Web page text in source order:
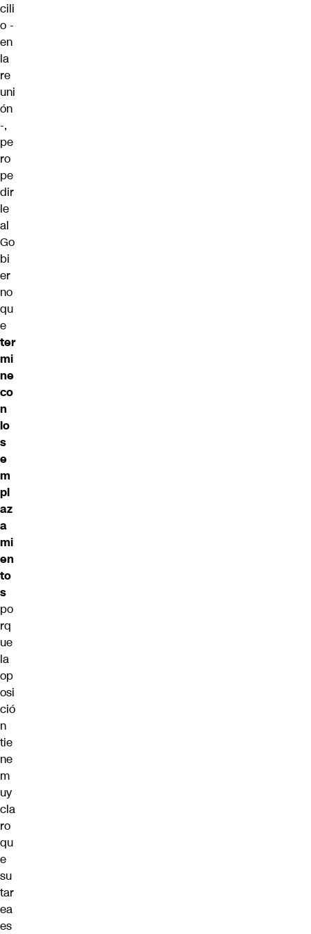
cili
o -
en
la
re
uni
ón
-,
pe
ro
pe
dir
le
al
Go
bi
er
no
qu
e
ter
mi
ne
co
n
lo
s
e
m
pl
az
a
mi
en
to
s
po
rq
ue
la
op
osi
ció
n
tie
ne
m
uy
cla
ro
qu
e
su
tar
ea
es